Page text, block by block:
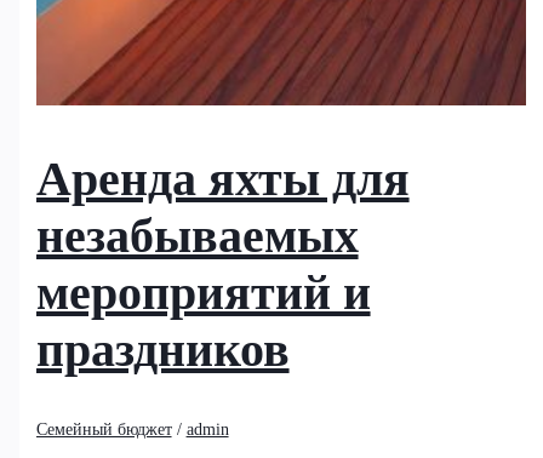
Аренда яхты для
незабываемых
мероприятий и
праздников
Семейный бюджет/ admin